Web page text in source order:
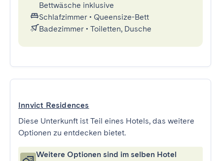
Bettwäsche inklusive
Schlafzimmer • Queensize-Bett
Badezimmer • Toiletten, Dusche
Innvict Residences
Diese Unterkunft ist Teil eines Hotels, das weitere
Optionen zu entdecken bietet.
Weitere Optionen sind im selben Hotel